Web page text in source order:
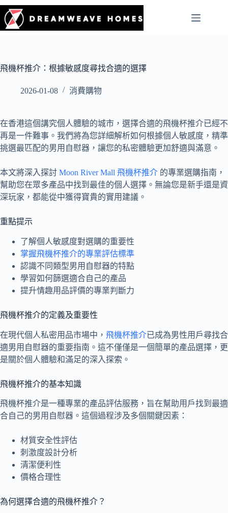
飛機杯推介：根據敏感度尋找合適的選擇
2026-01-08 消費購物
在香港這個講究個人體驗的城市，選擇合適的飛機杯推介已經不
再是一件難事。我們將為您詳細解析如何根據個人敏感度，精準
挑選最匹配的男用自慰器，讓您的私密體驗更加舒適與滿意。
本文將深入探討 Moon River Mall 飛機杯推介 的專業選購指南，
幫助您在眾多產品中找到最佳的個人選擇。無論您是新手還是資
深玩家，都能從中獲得寶貴的實用建議。
重點提示
了解個人敏感度對選購的重要性
掌握飛機杯推介的專業評估標準
認識不同類型男用自慰器的特點
學習如何篩選適合自己的產品
提升情趣用品評價的專業判斷力
飛機杯推介的定義及重要性
在現代個人私密用品市場中， 飛機杯推介已成為男性用戶尋找合
適男用自慰器的重要指南。這不僅僅是一個簡單的產品選擇，更
是關於個人體驗和滿足的深入探索。
飛機杯推介的基本知識
飛機杯推介是一種專業的產品評估服務，旨在幫助用戶找到最適
合自己的男用自慰器。這個過程涉及多個關鍵因素：
材質安全性評估
刺激度設計分析
清潔便利性
價格合理性
為何選擇合適的飛機杯推介？